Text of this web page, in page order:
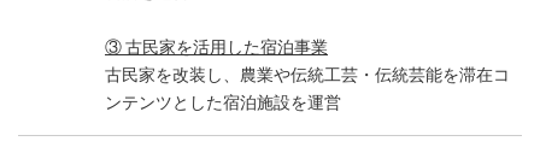
③ 古民家を活用した宿泊事業
古民家を改装し、農業や伝統工芸・伝統芸能を滞在コ
ンテンツとした宿泊施設を運営